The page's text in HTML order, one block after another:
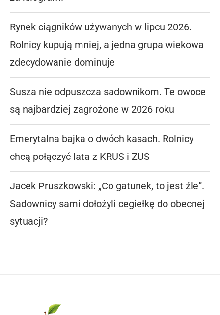
Rynek ciągników używanych w lipcu 2026.
Rolnicy kupują mniej, a jedna grupa wiekowa
zdecydowanie dominuje
Susza nie odpuszcza sadownikom. Te owoce
są najbardziej zagrożone w 2026 roku
Emerytalna bajka o dwóch kasach. Rolnicy
chcą połączyć lata z KRUS i ZUS
Jacek Pruszkowski: „Co gatunek, to jest źle”.
Sadownicy sami dołożyli cegiełkę do obecnej
sytuacji?